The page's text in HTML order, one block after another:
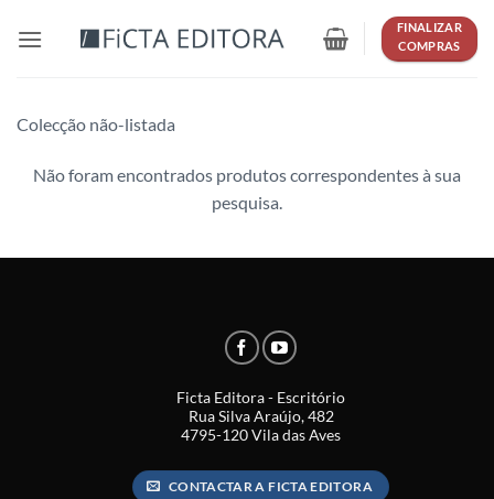
FINALIZAR
COMPRAS
Colecção não-listada
Não foram encontrados produtos correspondentes à sua
pesquisa.
Ficta Editora - Escritório
Rua Silva Araújo, 482
4795-120 Vila das Aves
CONTACTAR A FICTA EDITORA